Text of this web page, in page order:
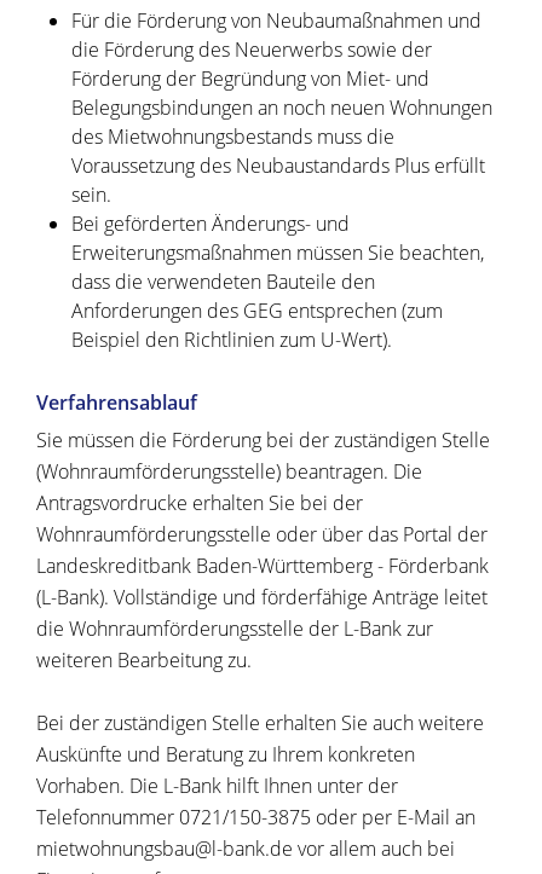
Für die Förderung von Neubaumaßnahmen und
die Förderung des Neuerwerbs sowie der
Förderung der Begründung von Miet- und
Belegungsbindungen an noch neuen Wohnungen
des Mietwohnungsbestands muss die
Voraussetzung des Neubaustandards Plus erfüllt
sein.
Bei geförderten Änderungs- und
Erweiterungsmaßnahmen müssen Sie beachten,
dass die verwendeten Bauteile den
Anforderungen des GEG entsprechen (zum
Beispiel den Richtlinien zum U-Wert).
Verfahrensablauf
Sie müssen die Förderung bei der zuständigen Stelle
(Wohnraumförderungsstelle) beantragen. Die
Antragsvordrucke erhalten Sie bei der
Wohnraumförderungsstelle oder über das Portal der
Landeskreditbank Baden-Württemberg - Förderbank
(L-Bank). Vollständige und förderfähige Anträge leitet
die Wohnraumförderungsstelle der L-Bank zur
weiteren Bearbeitung zu.
Bei der zuständigen Stelle erhalten Sie auch weitere
Auskünfte und Beratung zu Ihrem konkreten
Vorhaben. Die L-Bank hilft Ihnen unter der
Telefonnummer 0721/150-3875 oder per E-Mail an
mietwohnungsbau@l-bank.de vor allem auch bei